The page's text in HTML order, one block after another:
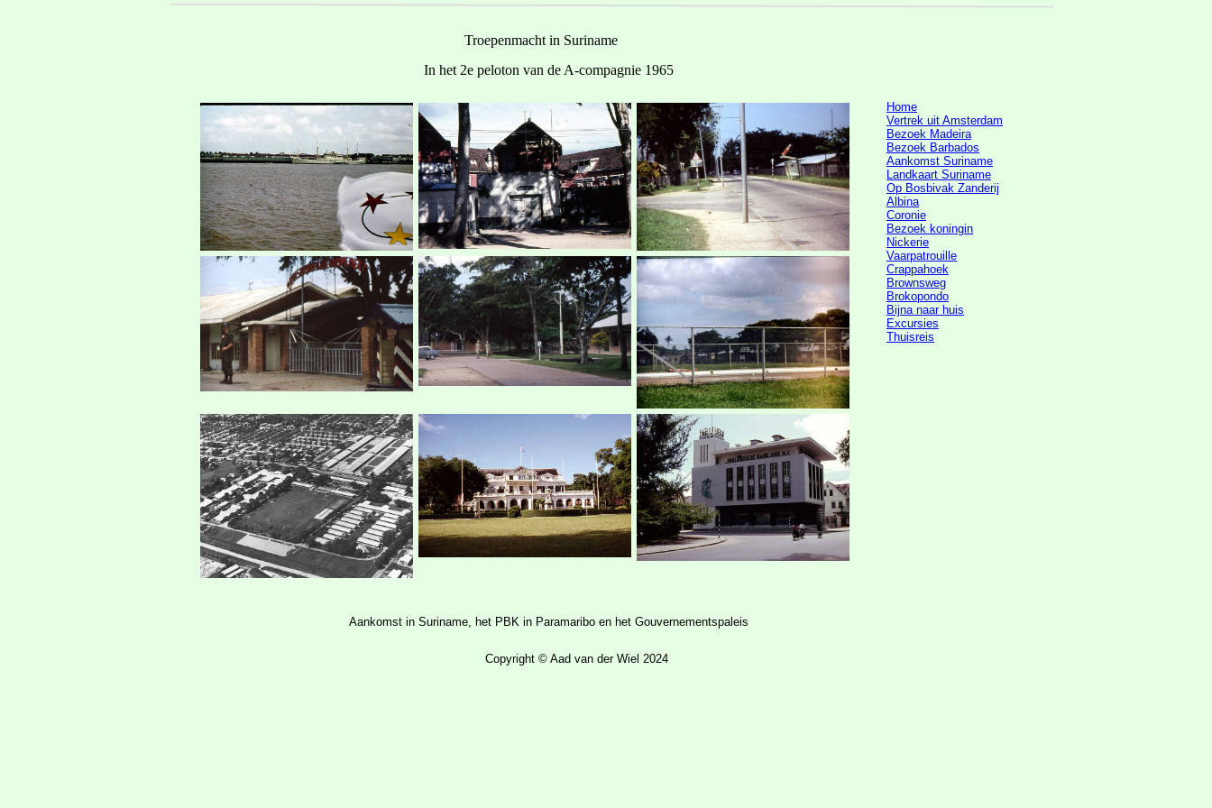
Copyright © Aad van der Wiel 2024
Troepenmacht in Suriname
In het 2e peloton van de A-compagnie 1965
Home
Vertrek uit Amsterdam
Bezoek Madeira
Bezoek Barbados
Aankomst Suriname
Landkaart Suriname
Op Bosbivak Zanderij
Albina
Coronie
Bezoek koningin
Nickerie
Vaarpatrouille
Crappahoek
Brownsweg
Brokopondo
Bijna naar huis
Excursies
Thuisreis
Aankomst in Suriname, het PBK in Paramaribo en het Gouvernementspaleis